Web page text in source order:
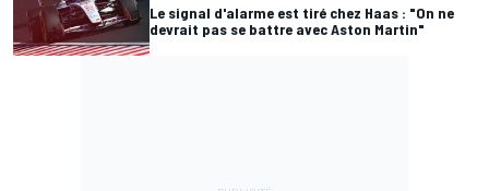
Le signal d'alarme est tiré chez Haas : "On ne
devrait pas se battre avec Aston Martin"